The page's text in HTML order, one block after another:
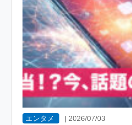
エンタメ | 2026/07/03